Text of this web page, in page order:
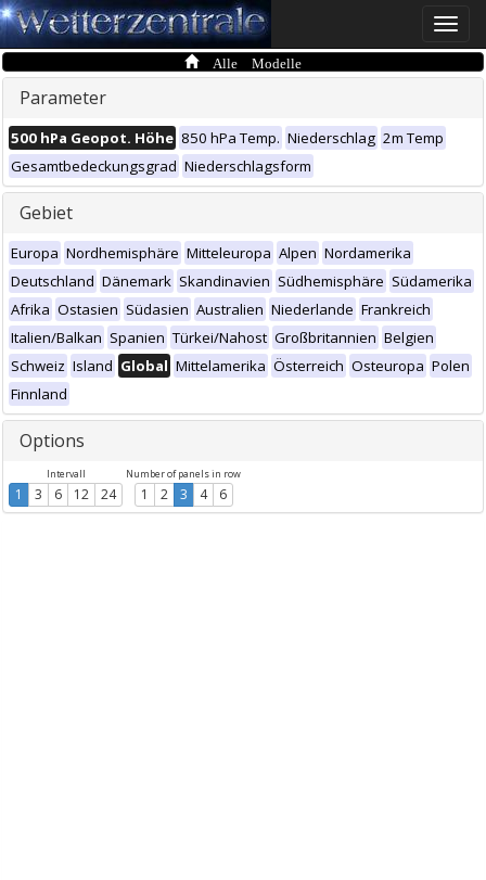
Toggle
Alle Modelle
Parameter
500 hPa Geopot. Höhe 850 hPa Temp. Niederschlag 2m Temp
Gesamtbedeckungsgrad Niederschlagsform
Gebiet
Europa Nordhemisphäre Mitteleuropa Alpen Nordamerika
Deutschland Dänemark Skandinavien Südhemisphäre Südamerika
Afrika Ostasien Südasien Australien Niederlande Frankreich
Italien/Balkan Spanien Türkei/Nahost Großbritannien Belgien
Schweiz Island Global Mittelamerika Österreich Osteuropa Polen
Finnland
Options
Intervall
1 3 6 12 24
Number of panels in row
1 2 3 4 6